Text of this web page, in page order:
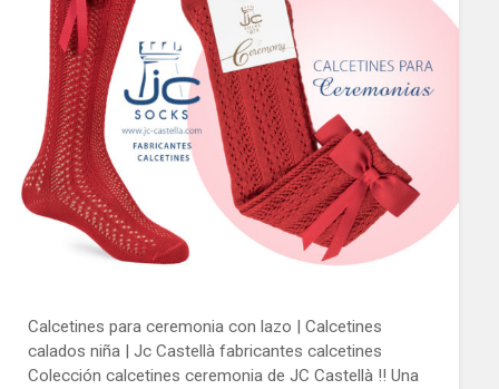
Calcetines para ceremonia con lazo | Calcetines
calados niña | Jc Castellà fabricantes calcetines
Colección calcetines ceremonia de JC Castellà !! Una